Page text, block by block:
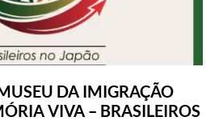
DA IMIGRAÇÃO
VIVA – BRASILEIROS